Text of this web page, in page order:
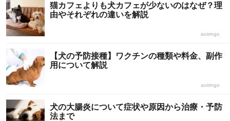
猫カフェよりも犬カフェが少ないのはなぜ？理
由やそれぞれの違いを解説
aoiringo
【犬の予防接種】ワクチンの種類や料金、副作
用について解説
aoiringo
犬の大腸炎について症状や原因から治療・予防
法まで